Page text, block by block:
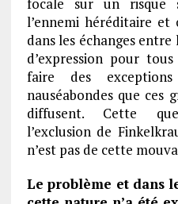
focale sur un risque
l’ennemi héréditaire
dans les échanges
d’expression pour
faire des
nauséabondes que ces
diffusent. Cette
l’exclusion de
n’est pas de cette
Le problème et dans